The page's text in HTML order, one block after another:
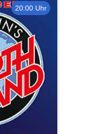
20:00 Uhr